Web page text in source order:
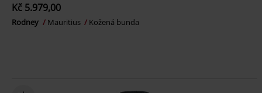
Kč 5.979,00
Rodney Mauritius Kožená bunda